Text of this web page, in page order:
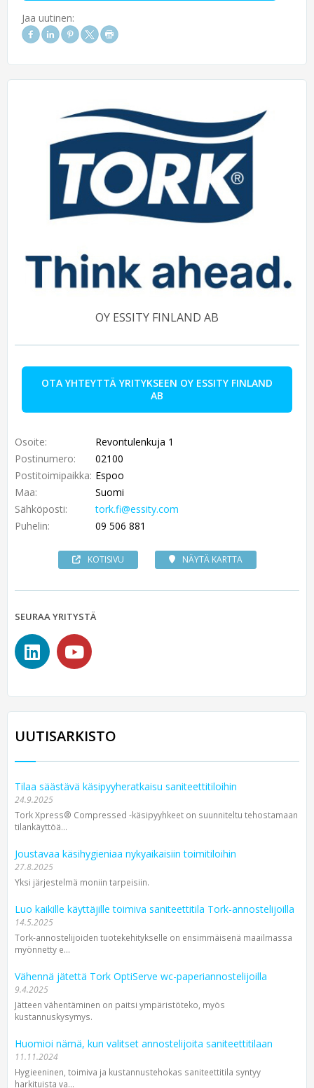
Jaa uutinen:
OY ESSITY FINLAND AB
OTA YHTEYTTÄ YRITYKSEEN OY ESSITY FINLAND
AB
Osoite:
Revontulenkuja 1
Postinumero:
02100
Postitoimipaikka: Espoo
Maa:
Suomi
Sähköposti:
tork.fi@essity.com
Puhelin:
09 506 881
KOTISIVU NÄYTÄ KARTTA
SEURAA YRITYSTÄ
UUTISARKISTO
Tilaa säästävä käsipyyheratkaisu saniteettitiloihin
24.9.2025
Tork Xpress® Compressed -käsipyyhkeet on suunniteltu tehostamaan
tilankäyttöä...
Joustavaa käsihygieniaa nykyaikaisiin toimitiloihin
27.8.2025
Yksi järjestelmä moniin tarpeisiin.
Luo kaikille käyttäjille toimiva saniteettitila Tork-annostelijoilla
14.5.2025
Tork-annostelijoiden tuotekehitykselle on ensimmäisenä maailmassa
myönnetty e...
Vähennä jätettä Tork OptiServe wc-paperiannostelijoilla
9.4.2025
Jätteen vähentäminen on paitsi ympäristöteko, myös
kustannuskysymys.
Huomioi nämä, kun valitset annostelijoita saniteettitilaan
11.11.2024
Hygieeninen, toimiva ja kustannustehokas saniteettitila syntyy
harkituista va...